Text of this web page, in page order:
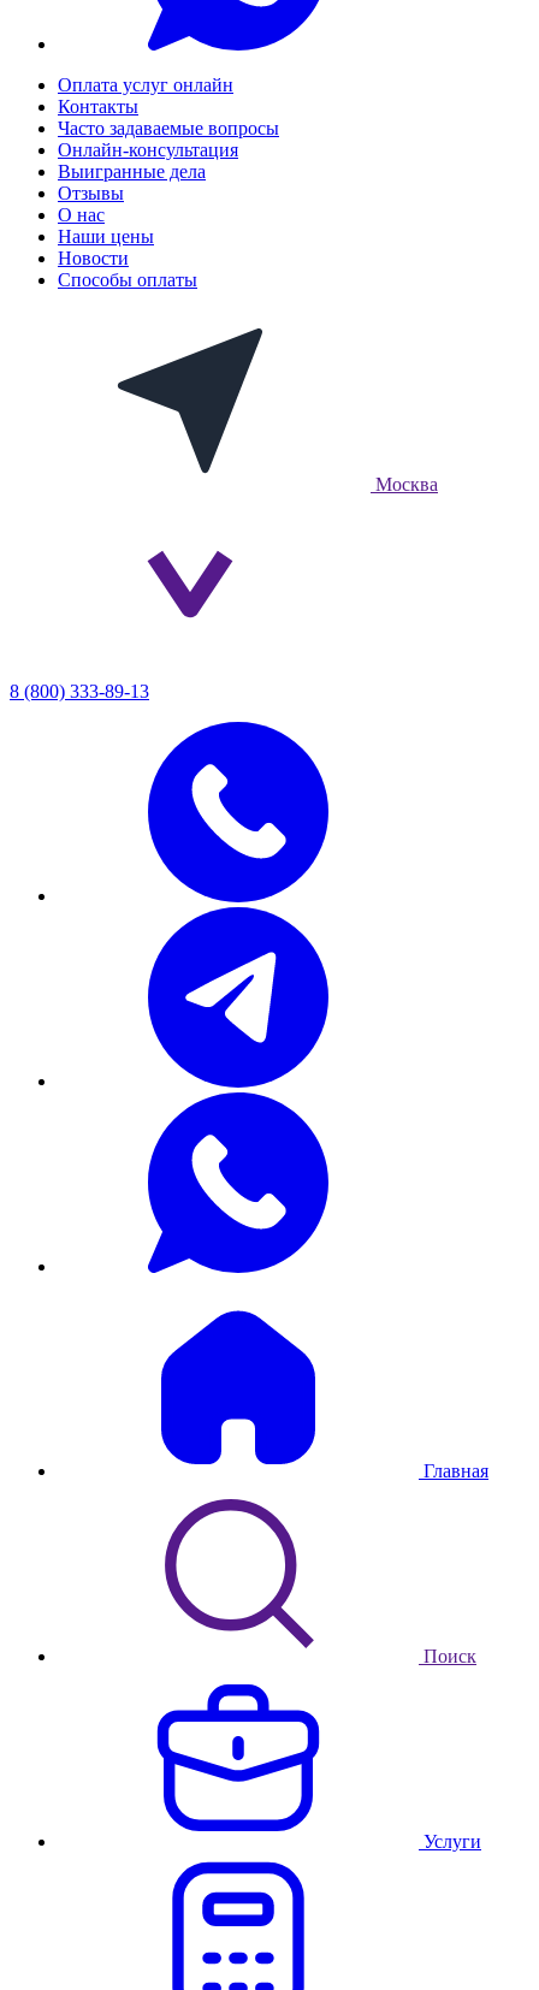
Оплата услуг онлайн
Контакты
Часто задаваемые вопросы
Онлайн-консультация
Выигранные дела
Отзывы
О нас
Наши цены
Новости
Способы оплаты
Москва
8 (800) 333-89-13
Главная
Поиск
Услуги